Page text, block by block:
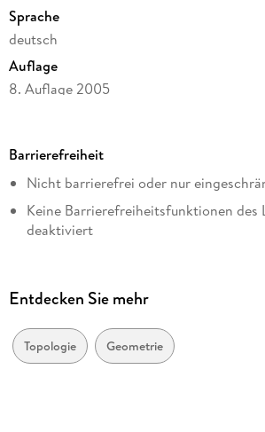
Sprache
deutsch
Auflage
8. Auflage 2005
Dateigröße
10,33 MB
Reihe
Life Science and Basic Disciplines
Klaus Jänich
Springer Berlin Heidelberg
Kopierschutz
Barrierefreiheit
Nicht barrierefrei oder nur
Keine Barrierefreiheitsfunktionen des
deaktiviert
Entdecken Sie mehr
Topologie Geometrie